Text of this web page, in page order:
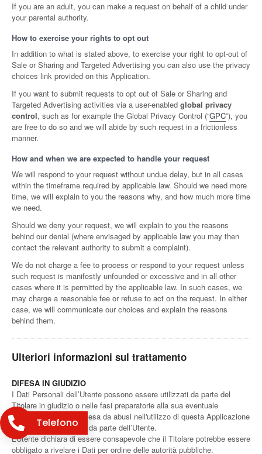
If you are an adult, you can make a request on behalf of a child under
your parental authority.
How to exercise your rights to opt out
In addition to what is stated above, to exercise your right to opt-out of
Sale or Sharing and Targeted Advertising you can also use the privacy
choices link provided on this Application.
If you want to submit requests to opt out of Sale or Sharing and
Targeted Advertising activities via a user-enabled global privacy
control, such as for example the Global Privacy Control (“GPC”), you
are free to do so and we will abide by such request in a frictionless
manner.
How and when we are expected to handle your request
We will respond to your request without undue delay, but in all cases
within the timeframe required by applicable law. Should we need more
time, we will explain to you the reasons why, and how much more time
we need.
Should we deny your request, we will explain to you the reasons
behind our denial (where envisaged by applicable law you may then
contact the relevant authority to submit a complaint).
We do not charge a fee to process or respond to your request unless
such request is manifestly unfounded or excessive and in all other
cases where it is permitted by the applicable law. In such cases, we
may charge a reasonable fee or refuse to act on the request. In either
case, we will communicate our choices and explain the reasons
behind them.
Ulteriori informazioni sul trattamento
DIFESA IN GIUDIZIO
I Dati Personali dell’Utente possono essere utilizzati da parte del
Titolare in giudizio o nelle fasi preparatorie alla sua eventuale
instaurazione per la difesa da abusi nell'utilizzo di questa Applicazione
o dei Servizi connessi da parte dell’Utente.
L’Utente dichiara di essere consapevole che il Titolare potrebbe essere
obbligato a rivelare i Dati per ordine delle autorità pubbliche.
Telefono